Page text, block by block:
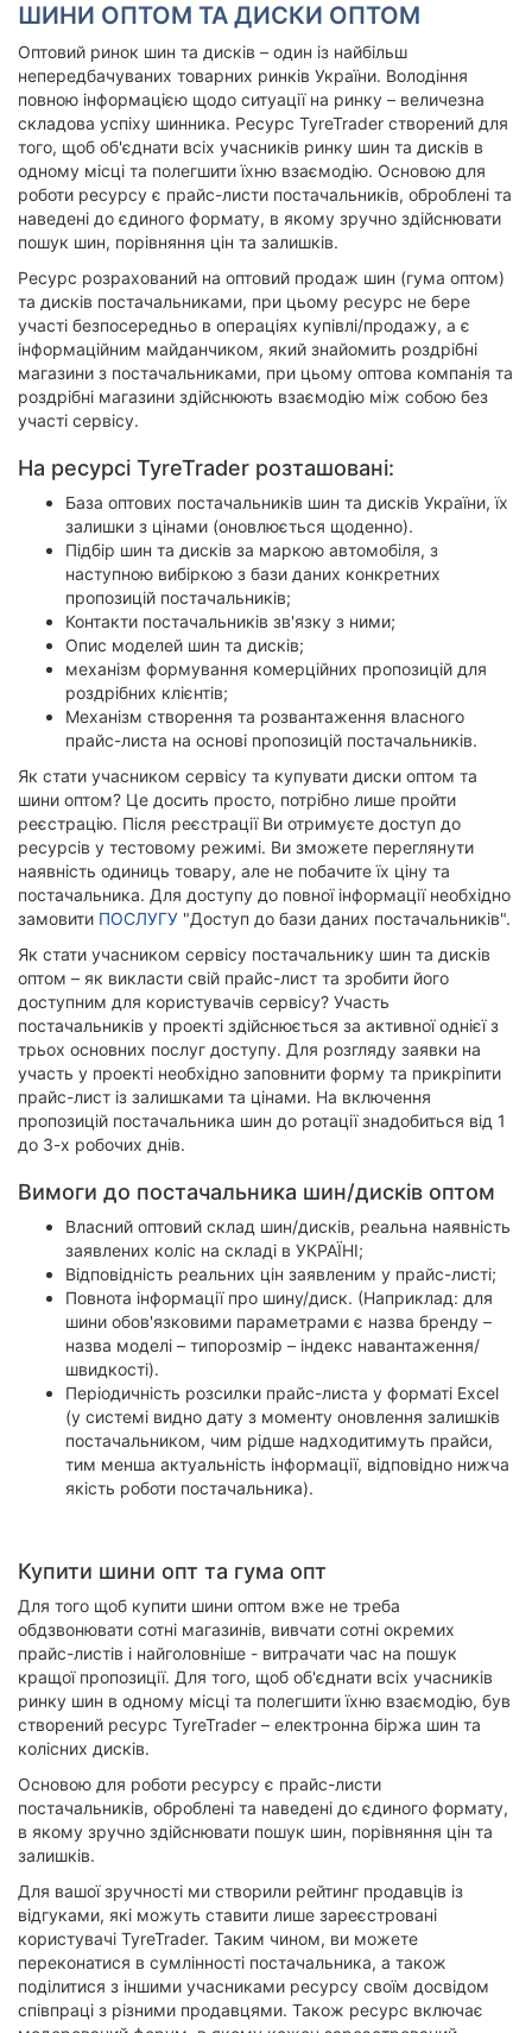
ШИНИ ОПТОМ ТА ДИСКИ ОПТОМ
Оптовий ринок шин та дисків – один із найбільш
непередбачуваних товарних ринків України. Володіння
повною інформацією щодо ситуації на ринку – величезна
складова успіху шинника. Ресурс TyreTrader створений для
того, щоб об'єднати всіх учасників ринку шин та дисків в
одному місці та полегшити їхню взаємодію. Основою для
роботи ресурсу є прайс-листи постачальників, оброблені та
наведені до єдиного формату, в якому зручно здійснювати
пошук шин, порівняння цін та залишків.
Ресурс розрахований на оптовий продаж шин (гума оптом)
та дисків постачальниками, при цьому ресурс не бере
участі безпосередньо в операціях купівлі/продажу, а є
інформаційним майданчиком, який знайомить роздрібні
магазини з постачальниками, при цьому оптова компанія та
роздрібні магазини здійснюють взаємодію між собою без
участі сервісу.
На ресурсі TyreTrader розташовані:
База оптових постачальників шин та дисків України, їх
залишки з цінами (оновлюється щоденно).
Підбір шин та дисків за маркою автомобіля, з
наступною вибіркою з бази даних конкретних
пропозицій постачальників;
Контакти постачальників зв'язку з ними;
Опис моделей шин та дисків;
механізм формування комерційних пропозицій для
роздрібних клієнтів;
Механізм створення та розвантаження власного
прайс-листа на основі пропозицій постачальників.
Як стати учасником сервісу та купувати диски оптом та
шини оптом? Це досить просто, потрібно лише пройти
реєстрацію. Після реєстрації Ви отримуєте доступ до
ресурсів у тестовому режимі. Ви зможете переглянути
наявність одиниць товару, але не побачите їх ціну та
постачальника. Для доступу до повної інформації необхідно
замовити ПОСЛУГУ "Доступ до бази даних постачальників".
Як стати учасником сервісу постачальнику шин та дисків
оптом – як викласти свій прайс-лист та зробити його
доступним для користувачів сервісу? Участь
постачальників у проекті здійснюється за активної однієї з
трьох основних послуг доступу. Для розгляду заявки на
участь у проекті необхідно заповнити форму та прикріпити
прайс-лист із залишками та цінами. На включення
пропозицій постачальника шин до ротації знадобиться від 1
до 3-х робочих днів.
Вимоги до постачальника шин/дисків оптом
Власний оптовий склад шин/дисків, реальна наявність
заявлених коліс на складі в УКРАЇНІ;
Відповідність реальних цін заявленим у прайс-листі;
Повнота інформації про шину/диск. (Наприклад: для
шини обов'язковими параметрами є назва бренду –
назва моделі – типорозмір – індекс навантаження/
швидкості).
Періодичність розсилки прайс-листа у форматі Excel
(у системі видно дату з моменту оновлення залишків
постачальником, чим рідше надходитимуть прайси,
тим менша актуальність інформації, відповідно нижча
якість роботи постачальника).
Купити шини опт та гума опт
Для того щоб купити шини оптом вже не треба
обдзвонювати сотні магазинів, вивчати сотні окремих
прайс-листів і найголовніше - витрачати час на пошук
кращої пропозиції. Для того, щоб об'єднати всіх учасників
ринку шин в одному місці та полегшити їхню взаємодію, був
створений ресурс TyreTrader – електронна біржа шин та
колісних дисків.
Основою для роботи ресурсу є прайс-листи
постачальників, оброблені та наведені до єдиного формату,
в якому зручно здійснювати пошук шин, порівняння цін та
залишків.
Для вашої зручності ми створили рейтинг продавців із
відгуками, які можуть ставити лише зареєстровані
користувачі TyreTrader. Таким чином, ви можете
переконатися в сумлінності постачальника, а також
поділитися з іншими учасниками ресурсу своїм досвідом
співпраці з різними продавцями. Також ресурс включає